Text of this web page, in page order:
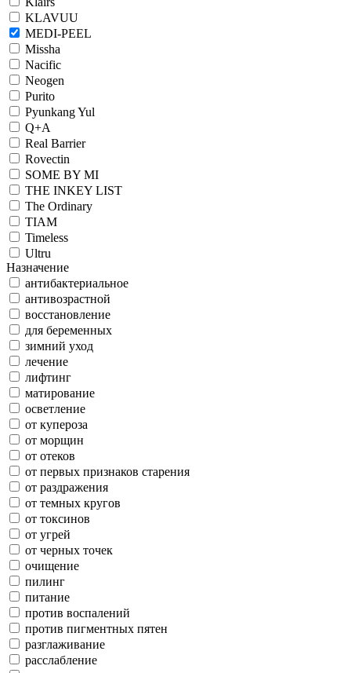
KLAVUU
MEDI-PEEL
Missha
Nacific
Neogen
Purito
Pyunkang Yul
Q+A
Real Barrier
Rovectin
SOME BY MI
THE INKEY LIST
The Ordinary
TIAM
Timeless
Ultru
Назначение
антибактериальное
антивозрастной
восстановление
для беременных
зимний уход
лечение
лифтинг
матирование
осветление
от купероза
от морщин
от отеков
от первых признаков старения
от раздражения
от темных кругов
от токсинов
от угрей
от черных точек
очищение
пилинг
питание
против воспалений
против пигментных пятен
разглаживание
расслабление